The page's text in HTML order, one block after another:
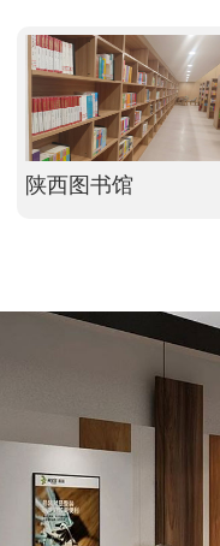
陕西图书馆